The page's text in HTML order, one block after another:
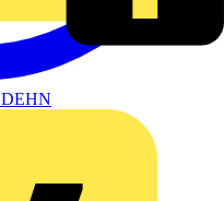
DEHN